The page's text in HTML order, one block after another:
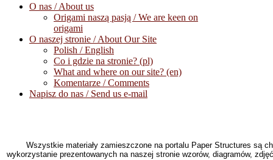
O nas / About us
Origami naszą pasją / We are keen on
origami
O naszej stronie / About Our Site
Polish / English
Co i gdzie na stronie? (pl)
What and where on our site? (en)
Komentarze / Comments
Napisz do nas / Send us e-mail
Wszystkie materiały zamieszczone na portalu Paper Structures są
wykorzystanie prezentowanych na naszej stronie wzorów, diagramów,